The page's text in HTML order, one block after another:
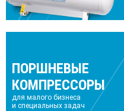
ПОРШНЕВЫЕ
КОМПРЕССОРЫ
для малого бизнеса
и специальных задач